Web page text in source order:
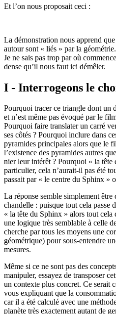
Et l’on nous proposait ceci :
La démonstration nous apprend
autour sont « liés » par la géométrie.
Je ne sais pas trop par où
dense qu’il nous faut ici démêler.
I - Interrogeons le
Pourquoi tracer ce triangle dont un
et n’est même pas évoqué par le
Pourquoi faire translater un carré
ses côtés ? Pourquoi inclure dans
pyramides principales alors que le
l’existence des pyramides autres
nier leur intérêt ? Pourquoi « la
particulier, cela n’aurait-il pas été
passait par « le centre du Sphinx »
La réponse semble simplement être
chandelle : puisque tout cela passe
« la tête du Sphinx » alors tout
une logique très semblable à celle
cherche par tous les moyens une
géométrique) pour sous-entendre
mesures.
Même si ce ne sont pas des
manipuler, essayez de transposer
un contexte plus concret. Ce serait
vous expliquant que la
car il a été calculé avec une
planète très exactement autant de